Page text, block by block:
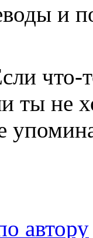
и
что-
ты не
автору